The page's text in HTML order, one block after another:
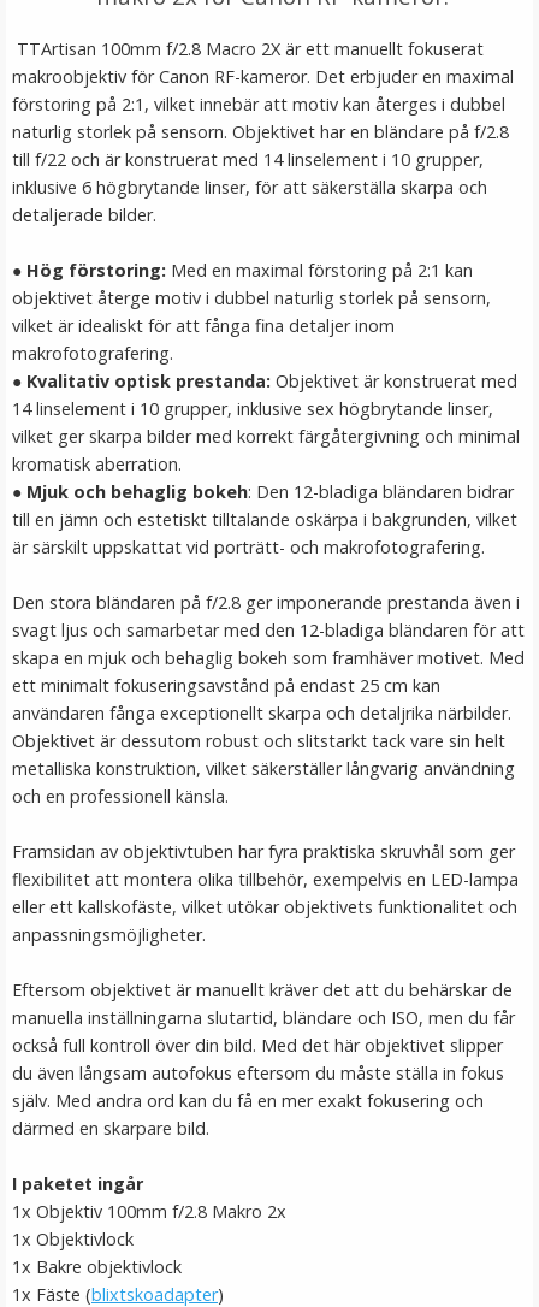
★★ ★★★
89 kr
LÄGG I VARUKORG
JJC Ögonmussla för Fujifilm X-100V
★★★★★
149 kr
LÄGG I VARUKORG
Retroinspirerad som en Filmrulle
★★★★★
199 kr
TTArtisan 100mm f/2.8 Macro 2X är ett manuellt fokuserat
makroobjektiv för Canon RF-kameror. Det erbjuder en maximal
förstoring på 2:1, vilket innebär att motiv kan återges i dubbel
naturlig storlek på sensorn. Objektivet har en bländare på f/2.8
till f/22 och är konstruerat med 14 linselement i 10 grupper,
inklusive 6 högbrytande linser, för att säkerställa skarpa och
detaljerade bilder.
● Hög förstoring: Med en maximal förstoring på 2:1 kan
objektivet återge motiv i dubbel naturlig storlek på sensorn,
vilket är idealiskt för att fånga fina detaljer inom
makrofotografering.
● Kvalitativ optisk prestanda: Objektivet är konstruerat med
14 linselement i 10 grupper, inklusive sex högbrytande linser,
vilket ger skarpa bilder med korrekt färgåtergivning och minimal
kromatisk aberration.
● Mjuk och behaglig bokeh: Den 12-bladiga bländaren bidrar
till en jämn och estetiskt tilltalande oskärpa i bakgrunden, vilket
är särskilt uppskattat vid porträtt- och makrofotografering.
Den stora bländaren på f/2.8 ger imponerande prestanda även i
svagt ljus och samarbetar med den 12-bladiga bländaren för att
skapa en mjuk och behaglig bokeh som framhäver motivet. Med
ett minimalt fokuseringsavstånd på endast 25 cm kan
användaren fånga exceptionellt skarpa och detaljrika närbilder.
Objektivet är dessutom robust och slitstarkt tack vare sin helt
metalliska konstruktion, vilket säkerställer långvarig användning
och en professionell känsla.
Framsidan av objektivtuben har fyra praktiska skruvhål som ger
flexibilitet att montera olika tillbehör, exempelvis en LED-lampa
eller ett kallskofäste, vilket utökar objektivets funktionalitet och
anpassningsmöjligheter.
Eftersom objektivet är manuellt kräver det att du behärskar de
manuella inställningarna slutartid, bländare och ISO, men du får
också full kontroll över din bild. Med det här objektivet slipper
du även långsam autofokus eftersom du måste ställa in fokus
själv. Med andra ord kan du få en mer exakt fokusering och
därmed en skarpare bild.
I paketet ingår
1x Objektiv 100mm f/2.8 Makro 2x
1x Objektivlock
1x Bakre objektivlock
1x Fäste (blixtskoadapter)